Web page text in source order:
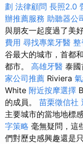
劃 法律顧問 長照2.0
辦推薦服務 助聽器公
與朋友一起度過了美
費用 尋找專業牙醫 整
谷最大的城市，首都
都市。 高雄牙醫 泰國
家公司推薦 Riviera
White 附近按摩選擇
的成員。 苗栗徵信社
主要城市的當地地標
字策略 毫無疑問，這
們對歷史感興趣還是